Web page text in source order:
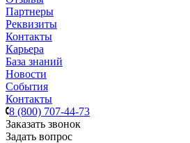
Партнеры
Реквизиты
Контакты
Карьера
База знаний
Новости
События
Контакты
8 (800) 707-44-73
Заказать звонок
Задать вопрос